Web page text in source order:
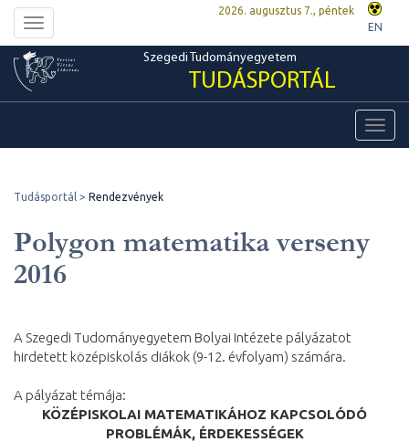
Toggle
navigation
2026. augusztus 7., péntek
EN
Szegedi Tudományegyetem
TUDÁSPORTÁL
Tudásportál Rendezvények
Polygon matematika verseny
2016
A Szegedi Tudományegyetem Bolyai Intézete pályázatot
hirdetett középiskolás diákok (9-12. évfolyam) számára.
A pályázat témája:
KÖZÉPISKOLAI MATEMATIKÁHOZ KAPCSOLÓDÓ
PROBLÉMÁK, ÉRDEKESSÉGEK